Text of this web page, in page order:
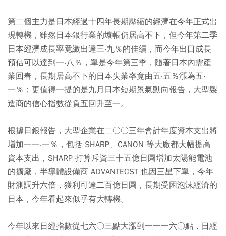
第二個主力是日本經過十四年長期壓縮的經濟在今年正式出
現轉機，雖然日本銀行業的壞帳仍居高不下，但今年第二季
日本經濟成長率竟繳出達三‧九％的佳績，而今年出口成長
預估可以達到一‧八％，單是今年第三季，隨著日本內需產
業回春，長期居高不下的日本失業率竟由五‧五％漲為五‧
一％；更值得一提的是九月日本短期景氣動向報告，大型製
造商的信心指數從負五回升至一。
根據日銀報告，大型企業在二○○三年會計年度資本支出將
增加一一‧一％，包括 SHARP、CANON 等大廠都大幅提高
資本支出，SHARP 打算斥資三十五億日圓增加太陽能電池
的擴廠，半導體設備商 ADVANTECST 也因三星下單，今年
財測調升六倍，獲利可達二百億日圓，長期受困泡沫經濟的
日本，今年看起來似乎有大轉機。
今年以來日經指數從七六○三點大漲到一一一六○點，日經